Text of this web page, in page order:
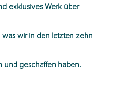
exklusives Werk über
wir in den letzten zehn
und geschaffen haben.